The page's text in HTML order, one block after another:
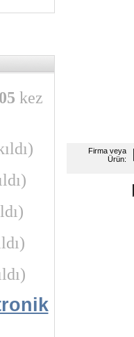
kez
Firma veya
Ürün: